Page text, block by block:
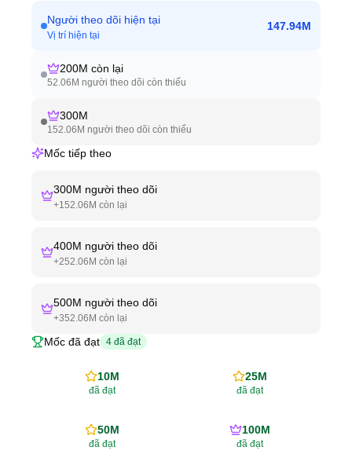
Người theo dõi hiện tại
Vị trí hiện tại
147.94M
200M còn lại
52.06M người theo dõi còn thiếu
300M
152.06M người theo dõi còn thiếu
Mốc tiếp theo
300M người theo dõi
+152.06M còn lại
400M người theo dõi
+252.06M còn lại
500M người theo dõi
+352.06M còn lại
Mốc đã đạt 4 đã đạt
10M
đã đạt
25M
đã đạt
50M
đã đạt
100M
đã đạt